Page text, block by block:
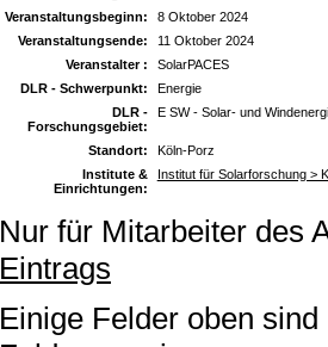
Veranstaltungsbeginn:
8 Oktober 2024
Veranstaltungsende:
11 Oktober 2024
Veranstalter :
SolarPACES
DLR - Schwerpunkt:
Energie
DLR -
Forschungsgebiet:
E SW - Solar- und
Standort:
Köln-Porz
Institute &
Einrichtungen:
Institut für Solarforschung >
Nur für Mitarbeiter des
Eintrags
Einige Felder oben